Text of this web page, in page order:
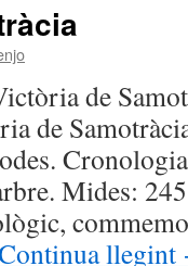
de
de
Mides:
llegint